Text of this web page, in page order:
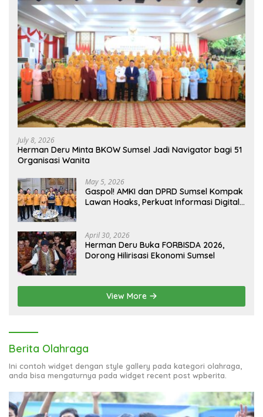
July 8, 2026
Herman Deru Minta BKOW Sumsel Jadi Navigator bagi 51
Organisasi Wanita
May 5, 2026
Gaspol! AMKI dan DPRD Sumsel Kompak
Lawan Hoaks, Perkuat Informasi Digital
April 30, 2026
Herman Deru Buka FORBISDA 2026,
Dorong Hilirisasi Ekonomi Sumsel
View More
Berita Olahraga
Ini contoh widget dengan style gallery pada kategori olahraga,
anda bisa mengaturnya pada widget recent post wpberita.